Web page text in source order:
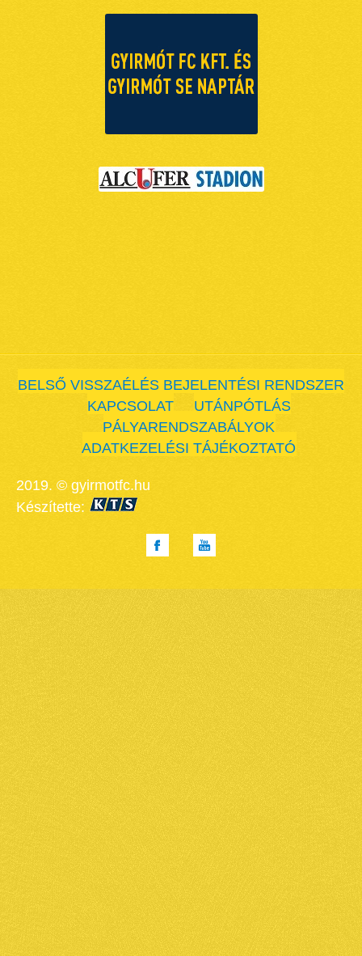
BELSŐ VISSZAÉLÉS BEJELENTÉSI RENDSZER
KAPCSOLAT
UTÁNPÓTLÁS
PÁLYARENDSZABÁLYOK
ADATKEZELÉSI TÁJÉKOZTATÓ
2019. © gyirmotfc.hu
Készítette: